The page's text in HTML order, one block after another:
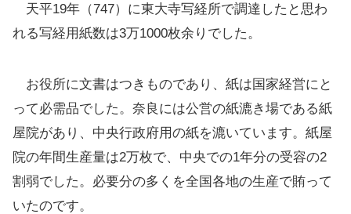
天平19年（747）に東大寺写経所で調達したと思わ
れる写経用紙数は3万1000枚余りでした。
お役所に文書はつきものであり、紙は国家経営にと
って必需品でした。奈良には公営の紙漉き場である紙
屋院があり、中央行政府用の紙を漉いています。紙屋
院の年間生産量は2万枚で、中央での1年分の受容の2
割弱でした。必要分の多くを全国各地の生産で賄って
いたのです。